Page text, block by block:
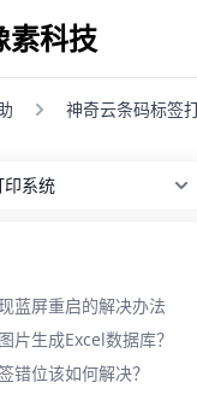
素科技
神奇云条码标签
蓝屏重启的解决办法
片生成Excel数据库？
错位该如何解决？